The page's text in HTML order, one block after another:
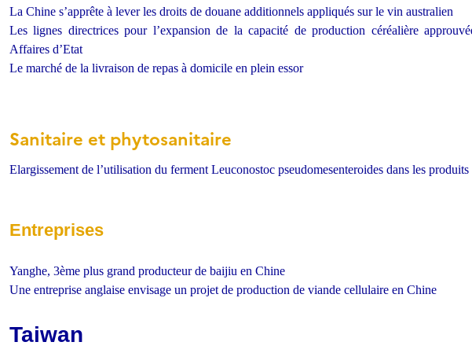
La Chine s’apprête à lever les droits de douane additionnels appliqués sur le vin australien
Les lignes directrices pour l’expansion de la capacité de production céréalière
Affaires d’Etat
Le marché de la livraison de repas à domicile en plein essor
Sanitaire et phytosanitaire
Elargissement de l’utilisation du ferment Leuconostoc pseudomesenteroides dans les
Entreprises
Yanghe, 3ème plus grand producteur de baijiu en Chine
Une entreprise anglaise envisage un projet de production de viande cellulaire en Chine
Taiwan